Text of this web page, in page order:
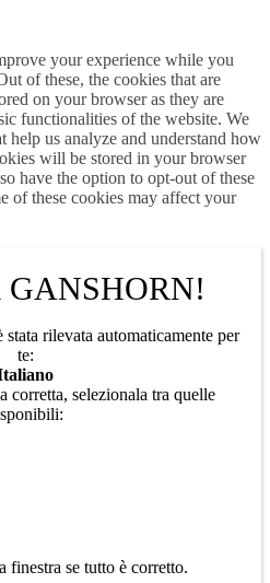
your experience while you
of these, the cookies that are
on your browser as they are
functionalities of the website. We
help us analyze and understand how
will be stored in your browser
have the option to opt-out of these
of these cookies may affect your
GANSHORN!
rilevata automaticamente per
te:
corretta, selezionala tra quelle
finestra se tutto è corretto.